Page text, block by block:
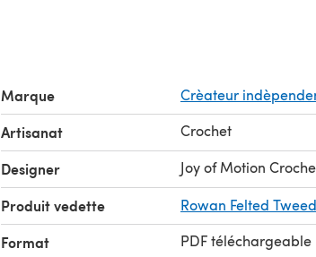
Marque Crèateur
Artisanat Crochet
Designer Joy of Motion
Produit vedette Rowan Felted
Format PDF téléchargeable